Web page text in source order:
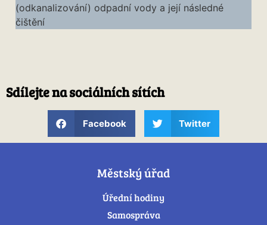
(odkanalizování) odpadní vody a její následné
čištění
Sdílejte na sociálních sítích
Facebook Twitter
Městský úřad
Úřední hodiny
Samospráva